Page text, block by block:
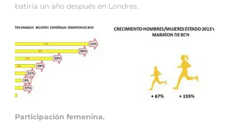
batiría un año después en Londres.
Participación femenina.